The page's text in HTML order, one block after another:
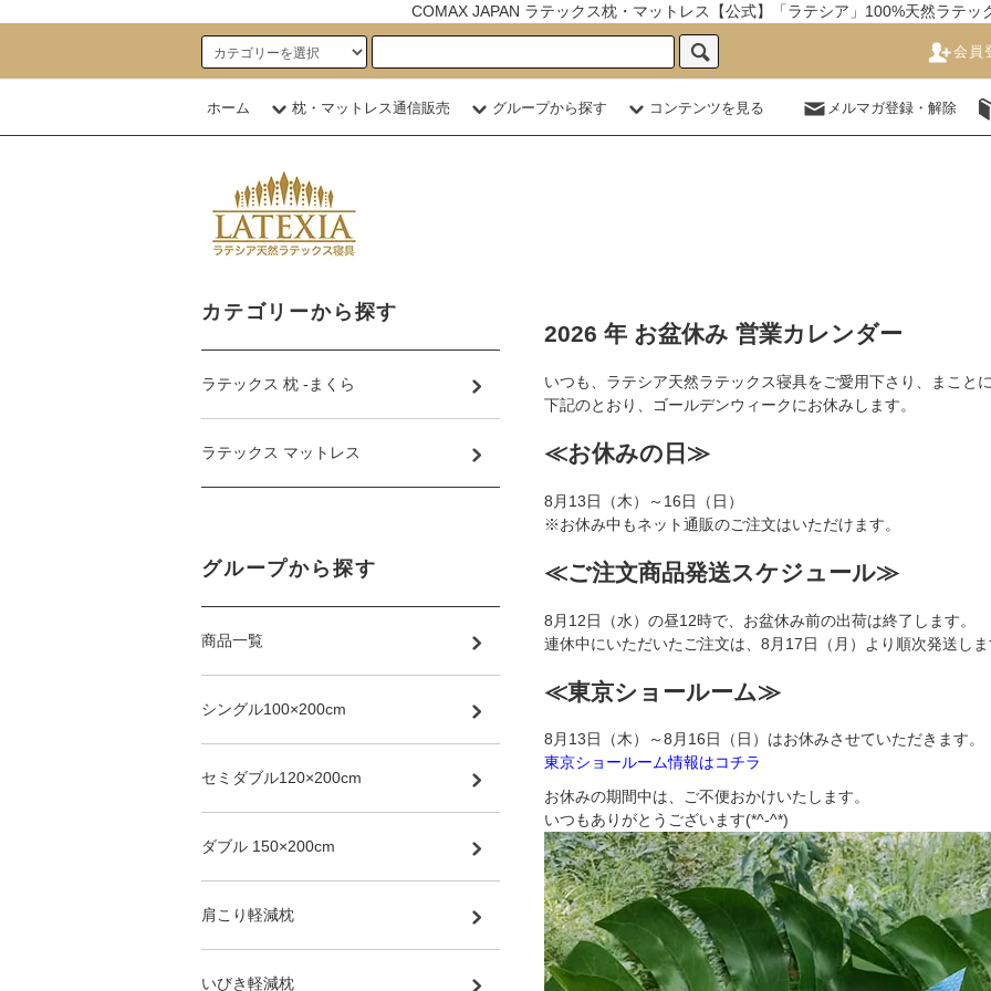
COMAX JAPAN ラテックス枕・マットレス【公式】「ラテシア」100%天然ラテッ
会員
ホーム 枕・マットレス通信販売 グループから探す コンテンツを見る メルマガ登録・解除
2026 年 お盆休み 営業カレンダー
いつも、ラテシア天然ラテックス寝具をご愛用下さり、まこと
下記のとおり、ゴールデンウィークにお休みします。
≪お休みの日≫
8月13日（木）～16日（日）
※お休み中もネット通販のご注文はいただけます。
≪ご注文商品発送スケジュール≫
8月12日（水）の昼12時で、お盆休み前の出荷は終了します。
連休中にいただいたご注文は、8月17日（月）より順次発送し
≪東京ショールーム≫
8月13日（木）～8月16日（日）はお休みさせていただきます。
東京ショールーム情報はコチラ
お休みの期間中は、ご不便おかけいたします。
いつもありがとうございます(*^-^*)
カテゴリーから探す
ラテックス 枕 -まくら
ラテックス マットレス
グループから探す
商品一覧
シングル100×200cm
セミダブル120×200cm
ダブル 150×200cm
肩こり軽減枕
いびき軽減枕